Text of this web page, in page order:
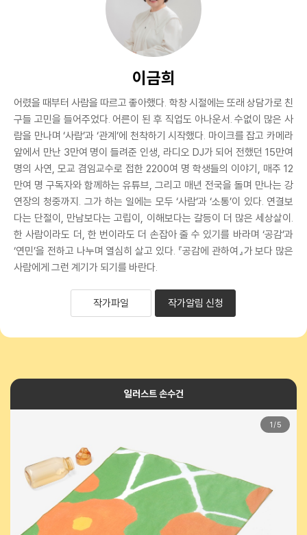
이금희
어렸을 때부터 사람을 따르고 좋아했다. 학창 시절에는 또래 상담가로 친
구들 고민을 들어주었다. 어른이 된 후 직업도 아나운서. 수없이 많은 사
람을 만나며 ‘사람’과 ‘관계’에 천착하기 시작했다. 마이크를 잡고 카메라
앞에서 만난 3만여 명이 들려준 인생, 라디오 DJ가 되어 전했던 15만여
명의 사연, 모교 겸임교수로 접한 2200여 명 학생들의 이야기, 매주 12
만여 명 구독자와 함께하는 유튜브, 그리고 매년 전국을 돌며 만나는 강
연장의 청중까지. 그가 하는 일에는 모두 ‘사람’과 ‘소통’이 있다. 연결보
다는 단절이, 만남보다는 고립이, 이해보다는 갈등이 더 많은 세상살이.
한 사람이라도 더, 한 번이라도 더 손잡아 줄 수 있기를 바라며 ‘공감’과
‘연민’을 전하고 나누며 열심히 살고 있다. 『공감에 관하여』가 보다 많은
사람에게 그런 계기가 되기를 바란다.
작가파일 작가알림 신청
일러스트 손수건
1 /5